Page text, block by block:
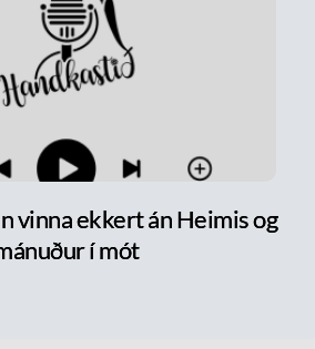
vinna ekkert án Heimis og
í mót